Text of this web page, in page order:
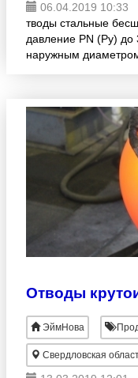
06.04.2019 10:33
тводы стальные
давление PN (Py) до
наружным
ЭймНова
Свердловская